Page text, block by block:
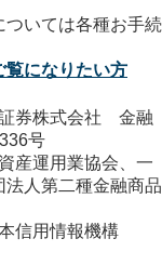
覧になりたい方
券株式会社 金融
号
産運用業協会、一
人第二種金融商品
信用情報機構